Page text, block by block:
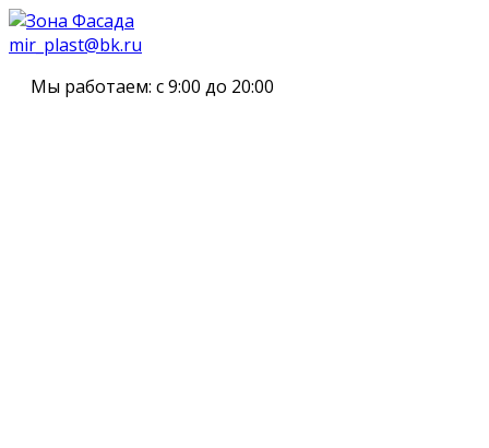
mir_plast@bk.ru
Мы работаем: с 9:00 до 20:00